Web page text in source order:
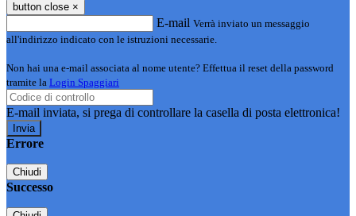
button close ×
E-mail Verrà inviato un messaggio
all'indirizzo indicato con le istruzioni necessarie.
Non hai una e-mail associata al nome utente? Effettua il reset della password
tramite la Login Spaggiari
E-mail inviata, si prega di controllare la casella di posta elettronica!
Errore
Chiudi
Successo